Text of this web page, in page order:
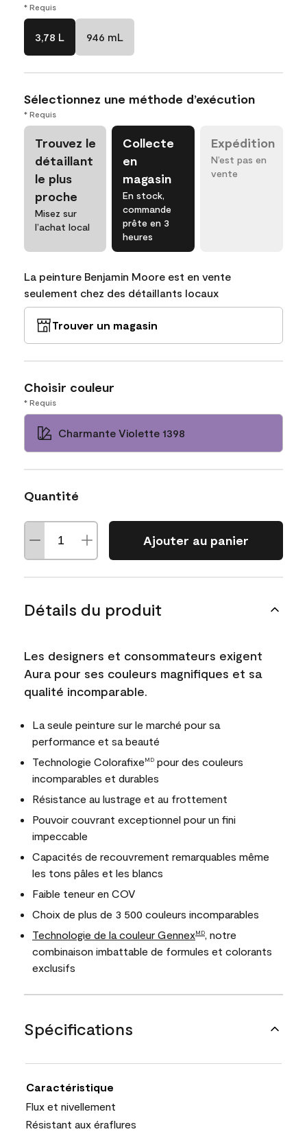
* Requis
3,78 L 946 mL
Sélectionnez une méthode d’exécution
* Requis
Trouvez le
détaillant
le plus
proche
Misez sur
l’achat local
Collecte
en
magasin
En stock,
commande
prête en 3
heures
Expédition
N’est pas en
vente
La peinture Benjamin Moore est en vente
seulement chez des détaillants locaux
Trouver un magasin
Choisir couleur
* Requis
Charmante Violette 1398
Quantité
Ajouter au panier
Détails du produit
Les designers et consommateurs exigent
Aura pour ses couleurs magnifiques et sa
qualité incomparable.
La seule peinture sur le marché pour sa
performance et sa beauté
Technologie Colorafixe MD pour des couleurs
incomparables et durables
Résistance au lustrage et au frottement
Pouvoir couvrant exceptionnel pour un fini
impeccable
Capacités de recouvrement remarquables même
les tons pâles et les blancs
Faible teneur en COV
Choix de plus de 3 500 couleurs incomparables
Technologie de la couleur GennexMD
, notre
combinaison imbattable de formules et colorants
exclusifs
Spécifications
Caractéristique
Flux et nivellement
Résistant aux éraflures